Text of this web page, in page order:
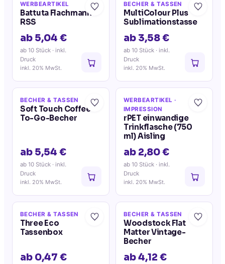
WERBEARTIKEL
Battuta Flachmann
RSS
ab 5,04 €
ab 10 Stück · inkl.
Druck
inkl. 20% MwSt.
BECHER & TASSEN
MultiColour Plus
Sublimationstasse
ab 3,58 €
ab 10 Stück · inkl.
Druck
inkl. 20% MwSt.
BECHER & TASSEN
Soft Touch Coffee-
To-Go-Becher
ab 5,54 €
ab 10 Stück · inkl.
Druck
inkl. 20% MwSt.
WERBEARTIKEL ·
IMPRESSION
rPET einwandige
Trinkflasche (750
ml) Aisling
ab 2,80 €
ab 10 Stück · inkl.
Druck
inkl. 20% MwSt.
BECHER & TASSEN
Three Eco
Tassenbox
ab 0,47 €
BECHER & TASSEN
Woodstock Flat
Matter Vintage-
Becher
ab 4,12 €